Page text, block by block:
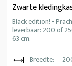
Zwarte
Black edition! -
leverbaar: 200 of
63 cm.
Breedte: